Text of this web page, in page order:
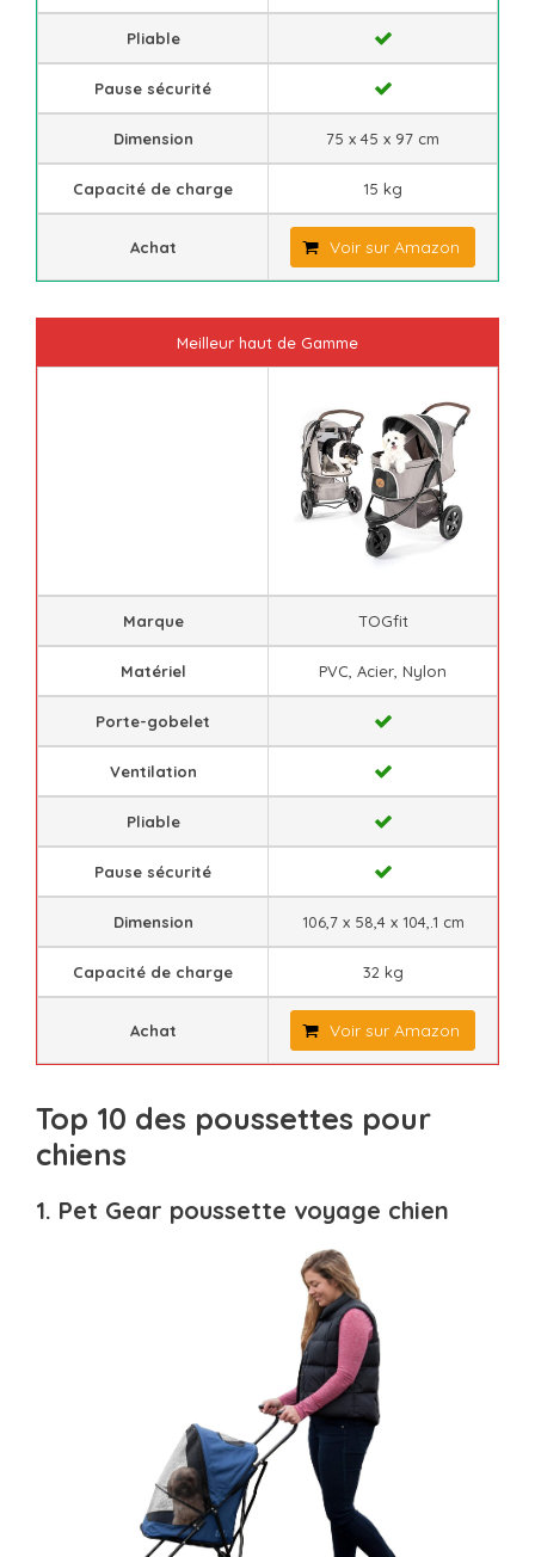
Pliable
Pause sécurité
Dimension 75 x 45 x 97 cm
Capacité de charge 15 kg
Achat Voir sur Amazon
Meilleur haut de Gamme
Marque TOGfit
Matériel PVC, Acier, Nylon
Porte-gobelet
Ventilation
Pliable
Pause sécurité
Dimension 106,7 x 58,4 x 104,.1 cm
Capacité de charge 32 kg
Achat Voir sur Amazon
Top 10 des poussettes pour
chiens
1. Pet Gear poussette voyage chien